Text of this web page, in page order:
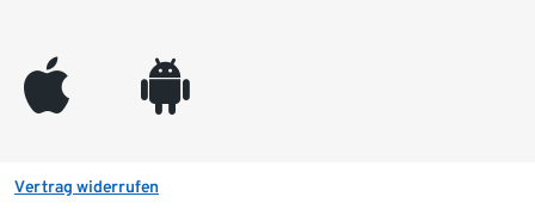
appleinc android
Vertrag widerrufen